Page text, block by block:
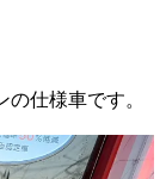
の仕様車です。